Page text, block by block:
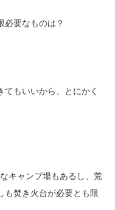
必要なものは？
もいいから、とにかく
キャンプ場もあるし、荒
も焚き火台が必要とも限